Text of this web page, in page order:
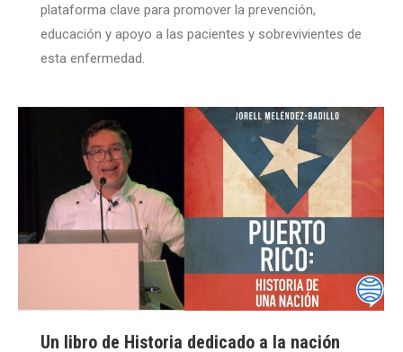
plataforma clave para promover la prevención,
educación y apoyo a las pacientes y sobrevivientes de
esta enfermedad.
Un libro de Historia dedicado a la nación